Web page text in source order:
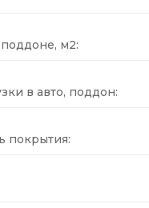
м2:
в авто, поддон:
покрытия: